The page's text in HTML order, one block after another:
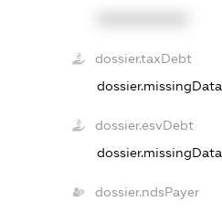
dossier.taxDebt
dossier.missingData
dossier.esvDebt
dossier.missingData
dossier.ndsPayer